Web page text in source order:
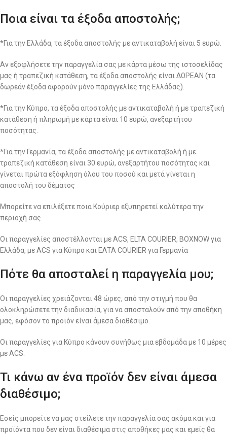
Ποια είναι τα έξοδα αποστολής;
*Για την Ελλάδα, τα έξοδα αποστολής με αντικαταβολή είναι 5 ευρώ.
Αν εξοφλήσετε την παραγγελία σας με κάρτα μέσω της ιστοσελίδας
μας ή τραπεζική κατάθεση, τα έξοδα αποστολής είναι ΔΩΡΕΑΝ (τα
δωρεάν έξοδα αφορούν μόνο παραγγελίες της Ελλάδας).
*Για την Κύπρο, τα έξοδα αποστολής με αντικαταβολή ή με τραπεζική
κατάθεση ή πληρωμή με κάρτα είναι 10 ευρώ, ανεξαρτήτου
ποσότητας.
*Για την Γερμανία, τα έξοδα αποστολής με αντικαταβολή ή με
τραπεζική κατάθεση είναι 30 ευρώ, ανεξαρτήτου ποσότητας και
γίνεται πρώτα εξόφληση όλου του ποσού και μετά γίνεται η
αποστολή του δέματος
Μπορείτε να επιλέξετε ποια Κούριερ εξυπηρετεί καλύτερα την
περιοχή σας.
Οι παραγγελίες αποστέλλονται με ACS, ELTA COURIER, BOXNOW για
Ελλάδα, με ACS για Κύπρο και ΕΛΤΑ COURIER για Γερμανία
Πότε θα αποσταλεί η παραγγελία μου;
Οι παραγγελίες χρειάζονται 48 ώρες, από την στιγμή που θα
ολοκληρώσετε την διαδικασία, για να αποσταλούν από την αποθήκη
μας, εφόσον το προϊόν είναι άμεσα διαθέσιμο.
Οι παραγγελίες για Κύπρο κάνουν συνήθως μια εβδομάδα με 10 μέρες
με ACS.
Τι κάνω αν ένα προϊόν δεν είναι άμεσα
διαθέσιμο;
Εσείς μπορείτε να μας στείλετε την παραγγελία σας ακόμα και για
προϊόντα που δεν είναι διαθέσιμα στις αποθήκες μας και εμείς θα